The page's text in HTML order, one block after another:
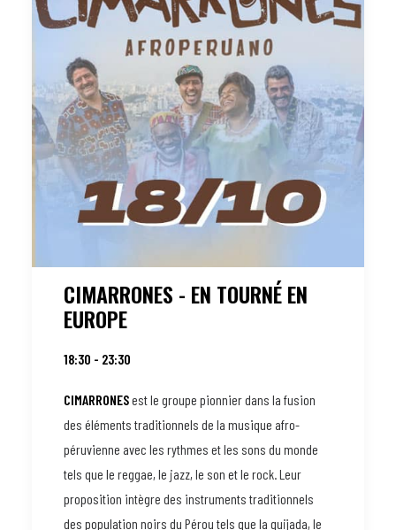
CIMARRONES - EN TOURNÉ EN
EUROPE
18:30 - 23:30
CIMARRONESest le groupe pionnier dans la fusion
des éléments traditionnels de la musique afro-
péruvienne avec les rythmes et les sons du monde
tels que le reggae, le jazz, le son et le rock. Leur
proposition intègre des instruments traditionnels
des population noirs du Pérou tels que la quijada, le